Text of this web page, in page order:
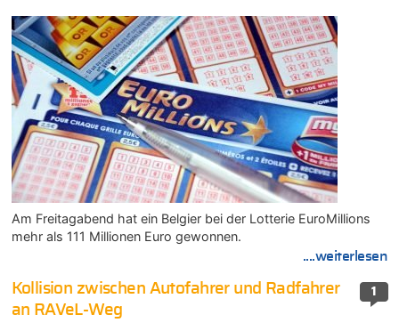
Am Freitagabend hat ein Belgier bei der Lotterie EuroMillions
mehr als 111 Millionen Euro gewonnen.
....weiterlesen
1
Kollision zwischen Autofahrer und Radfahrer
an RAVeL-Weg